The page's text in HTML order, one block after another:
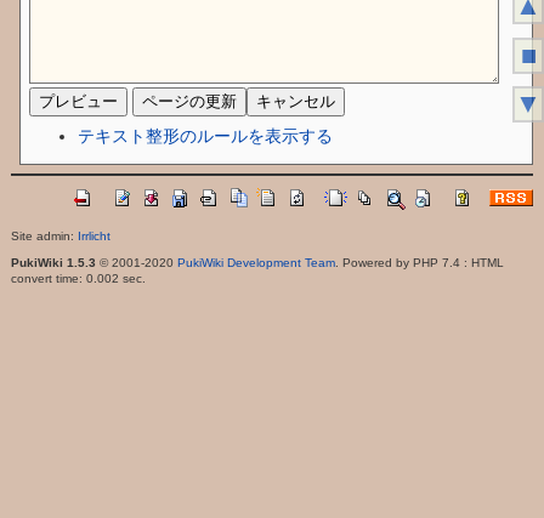
テキスト整形のルールを表示する
Site admin: Irrlicht
PukiWiki 1.5.3 © 2001-2020 PukiWiki Development Team. Powered by PHP 7.4 : HTML
convert time: 0.002 sec.
■
▼